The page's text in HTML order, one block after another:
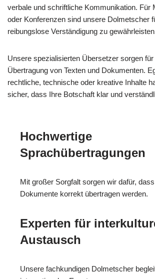
verbale und schriftliche Kommunikation. Für
oder Konferenzen sind unsere Dolmetscher
reibungslose Verständigung zu
Unsere spezialisierten Übersetzer sorgen
Übertragung von Texten und Dokumenten.
rechtliche, technische oder kreative Inhalte
sicher, dass Ihre Botschaft klar und
Hochwertige
Sprachübertragungen
Mit großer Sorgfalt sorgen wir dafür,
Dokumente korrekt übertragen werden.
Experten für
Austausch
Unsere fachkundigen Dolmetscher